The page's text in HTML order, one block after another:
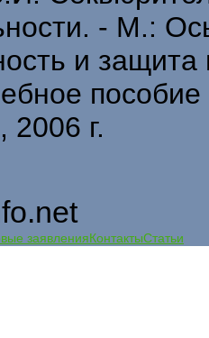
- М.:
и
г.
заявленияКонтактыСтатьи